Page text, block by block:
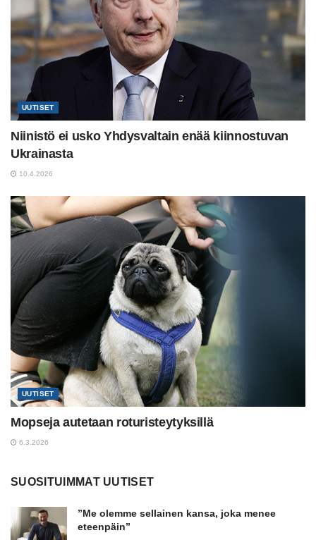
UUTISET
Niinistö ei usko Yhdysvaltain enää kiinnostuvan
Ukrainasta
10.4.2026
UUTISET
Mopseja autetaan roturisteytyksillä
6.3.2026
SUOSITUIMMAT UUTISET
”Me olemme sellainen kansa, joka menee
eteenpäin”